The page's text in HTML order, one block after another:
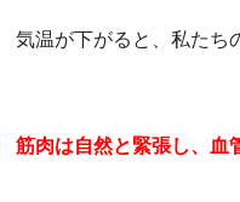
気温が下がると、私たち
筋肉は自然と緊張し、血